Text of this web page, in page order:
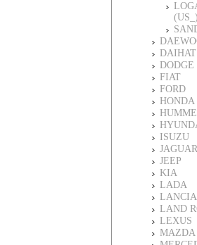
(US_)
DODGE
FIAT
FORD
HONDA
ISUZU
JAGUAR
JEEP
KIA
LADA
LANCIA
LAND
LEXUS
MAZDA